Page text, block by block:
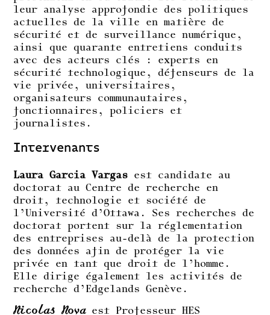
leur analyse approfondie des politiques
actuelles de la ville en matière de
sécurité et de surveillance numérique,
ainsi que quarante entretiens conduits
avec des acteurs clés : experts en
sécurité technologique, défenseurs de la
vie privée, universitaires,
organisateurs communautaires,
fonctionnaires, policiers et
journalistes.
Intervenants
Laura Garcia Vargas est candidate au
doctorat au Centre de recherche en
droit, technologie et société de
l’Université d’Ottawa. Ses recherches de
doctorat portent sur la réglementation
des entreprises au-delà de la protection
des données afin de protéger la vie
privée en tant que droit de l’homme.
Elle dirige également les activités de
recherche d’Edgelands Genève.
Nicolas Nova est Professeur HES